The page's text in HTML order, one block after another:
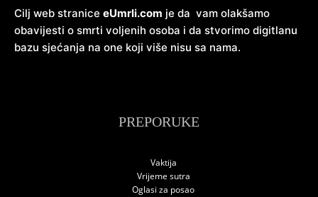
Cilj web stranice eUmrli.com je da vam olakšamo
obavijesti o smrti voljenih osoba i da stvorimo digitlanu
bazu sjećanja na one koji više nisu sa nama.
PREPORUKE
Vaktija
Vrijeme sutra
Oglasi za posao